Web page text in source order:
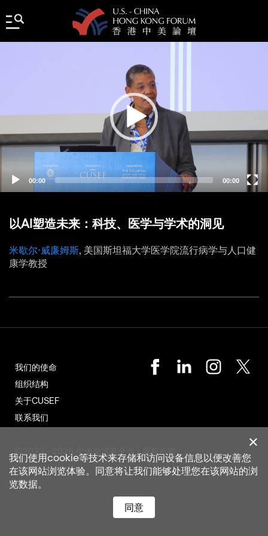
00:00 00:00
以AI塑造未来：科技、医学与学术的洞见
米歇尔·威廉姆斯, 美国斯坦福大学医学院流行病学与人口健
康学教授
我们的使命
组织结构
关于CUSEF
联系我们
©2023 - 2026 中美交流基金会 | 版权所有
我们使用cookie等技术来存储和访问设备信息以便改善您
在该网站浏览体验。同意将让我们能够处理您在该网站的浏
览数据。
同意